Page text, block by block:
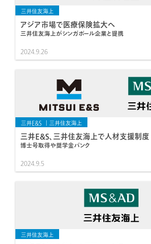
三井住友海上
アジア市場で医療保険拡大へ
三井住友海上がシンガポール企業と提携
2024.9.26
三井E&S 三井住友海上
三井E&S、三井住友海上で人材支援制度
博士号取得や奨学金バンク
2024.9.5
三井住友海上